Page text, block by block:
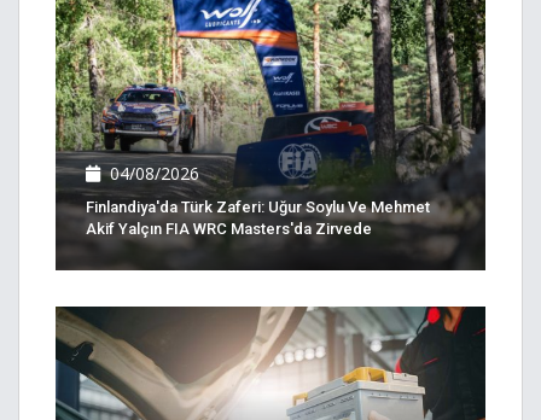
04/08/2026
Finlandiya'da Türk Zaferi: Uğur Soylu Ve Mehmet
Akif Yalçın FIA WRC Masters'da Zirvede